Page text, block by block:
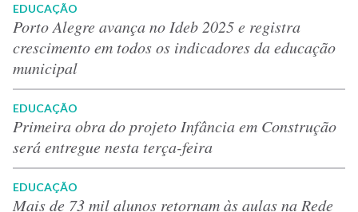
EDUCAÇÃO
Porto Alegre avança no Ideb 2025 e registra
crescimento em todos os indicadores da educação
municipal
EDUCAÇÃO
Primeira obra do projeto Infância em Construção
será entregue nesta terça-feira
EDUCAÇÃO
Mais de 73 mil alunos retornam às aulas na Rede